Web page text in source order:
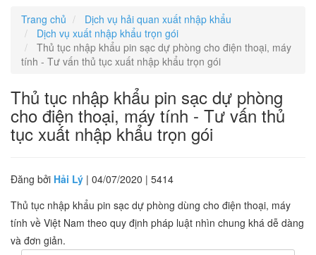
Trang chủ
Dịch vụ hải quan xuất nhập khẩu
Dịch vụ xuất nhập khẩu trọn gói
Thủ tục nhập khẩu pin sạc dự phòng cho điện thoại, máy
tính - Tư vấn thủ tục xuất nhập khẩu trọn gói
Thủ tục nhập khẩu pin sạc dự phòng
cho điện thoại, máy tính - Tư vấn thủ
tục xuất nhập khẩu trọn gói
Đăng bởi Hải Lý | 04/07/2020 | 5414
Thủ tục nhập khẩu pin sạc dự phòng dùng cho điện thoại, máy
tính về Việt Nam theo quy định pháp luật nhìn chung khá dễ dàng
và đơn giản.